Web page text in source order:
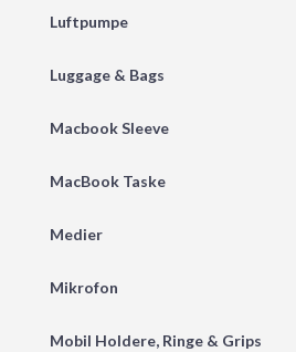
Luftpumpe
Luggage & Bags
Macbook Sleeve
MacBook Taske
Medier
Mikrofon
Mobil Holdere, Ringe & Grips